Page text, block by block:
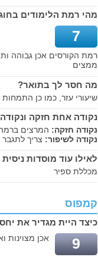
מהי רמת הלימודים
7
רמת הקורסים אכן גבוהה
ממצים
מה חסר לך בתואר?
שיעורי עזר, כמו כן התמחות
נקודה אחת חזקה
נקודה חזקה: המרצים
נקודה לשיפור: צריך
לאילו עוד מוסדות
מכללת ספיר
קמפוס
כיצד היית מגדיר את
9 אכן מצוינות